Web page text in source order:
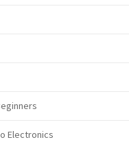
Electronics